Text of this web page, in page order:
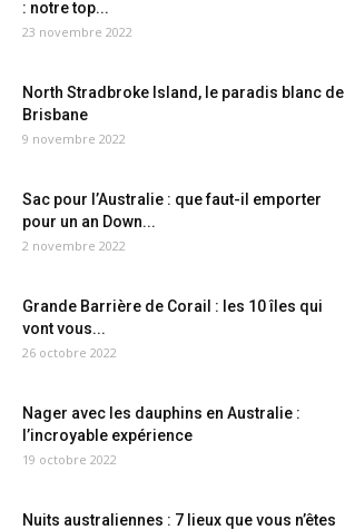
: notre top...
23 novembre 2022
North Stradbroke Island, le paradis blanc de
Brisbane
9 novembre 2022
Sac pour l’Australie : que faut-il emporter
pour un an Down...
2 novembre 2022
Grande Barrière de Corail : les 10 îles qui
vont vous...
26 octobre 2022
Nager avec les dauphins en Australie :
l’incroyable expérience
19 octobre 2022
Nuits australiennes : 7 lieux que vous n’êtes